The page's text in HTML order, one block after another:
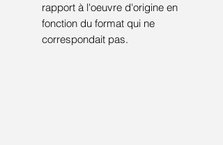
rapport à l'oeuvre d'origine en
fonction du format qui ne
correspondait pas.